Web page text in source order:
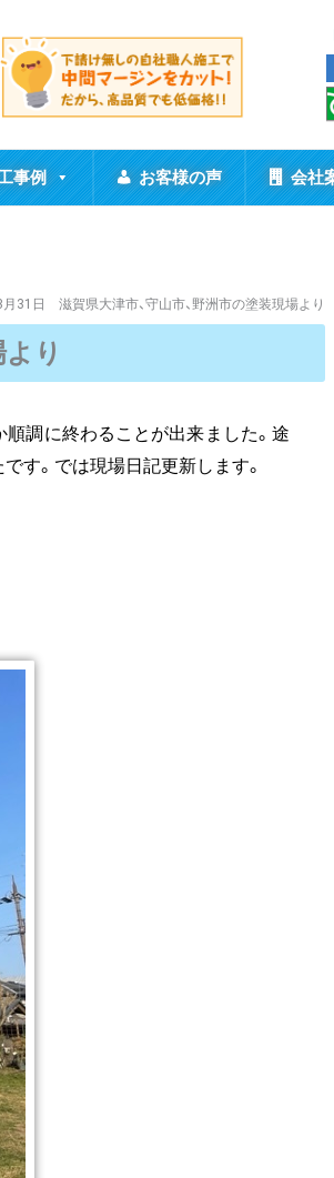
事例 お客様の声 会社
31日 滋賀県大津市、守山市、野洲市の塗装現場より
り
調に終わることが出来ました。途
す。では現場日記更新します。